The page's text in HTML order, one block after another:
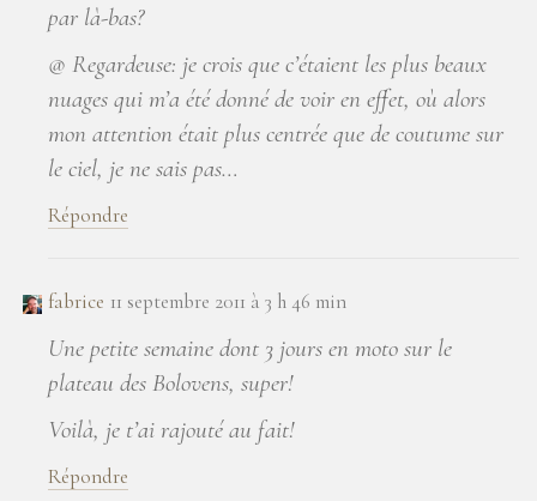
par là-bas?
@ Regardeuse: je crois que c’étaient les plus beaux
nuages qui m’a été donné de voir en effet, où alors
mon attention était plus centrée que de coutume sur
le ciel, je ne sais pas…
Répondre
fabrice 11 septembre 2011 à 3 h 46 min
Une petite semaine dont 3 jours en moto sur le
plateau des Bolovens, super!
Voilà, je t’ai rajouté au fait!
Répondre